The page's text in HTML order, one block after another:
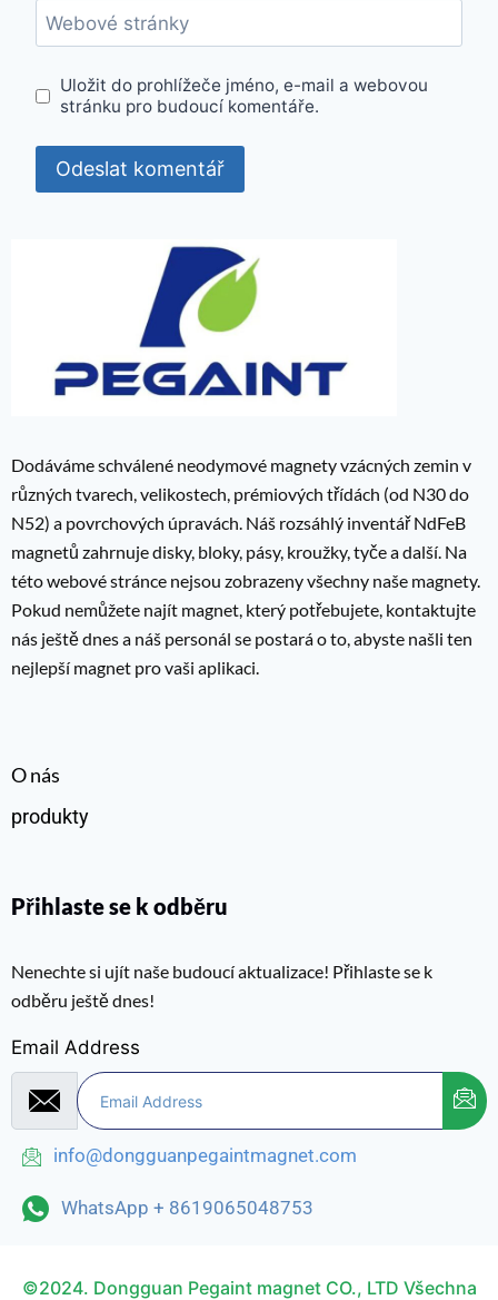
Webové stránky
Uložit do prohlížeče jméno, e-mail a webovou
stránku pro budoucí komentáře.
Dodáváme schválené neodymové magnety vzácných zemin v
různých tvarech, velikostech, prémiových třídách (od N30 do
N52) a povrchových úpravách. Náš rozsáhlý inventář NdFeB
magnetů zahrnuje disky, bloky, pásy, kroužky, tyče a další. Na
této webové stránce nejsou zobrazeny všechny naše magnety.
Pokud nemůžete najít magnet, který potřebujete, kontaktujte
nás ještě dnes a náš personál se postará o to, abyste našli ten
nejlepší magnet pro vaši aplikaci.
O nás
produkty
Přihlaste se k odběru
Nenechte si ujít naše budoucí aktualizace! Přihlaste se k
odběru ještě dnes!
Email Address
info@dongguanpegaintmagnet.com
WhatsApp + 8619065048753
©2024. Dongguan Pegaint magnet CO., LTD Všechna